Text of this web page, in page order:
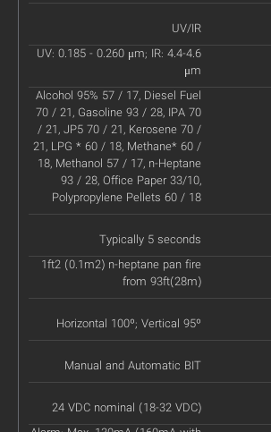
UV/IR
UV: 0.185 - 0.260 μm; IR: 4.4-4.6
μm
Alcohol 95% 57 / 17, Diesel Fuel
70 / 21, Gasoline 93 / 28, IPA 70
/ 21, JP5 70 / 21, Kerosene 70 /
21, LPG * 60 / 18, Methane* 60 /
18, Methanol 57 / 17, n-Heptane
93 / 28, Office Paper 33/10,
Polypropylene Pellets 60 / 18
Typically 5 seconds
1ft2 (0.1m2) n-heptane pan fire
from 93ft(28m)
Horizontal 100º; Vertical 95º
Manual and Automatic BIT
24 VDC nominal (18-32 VDC)